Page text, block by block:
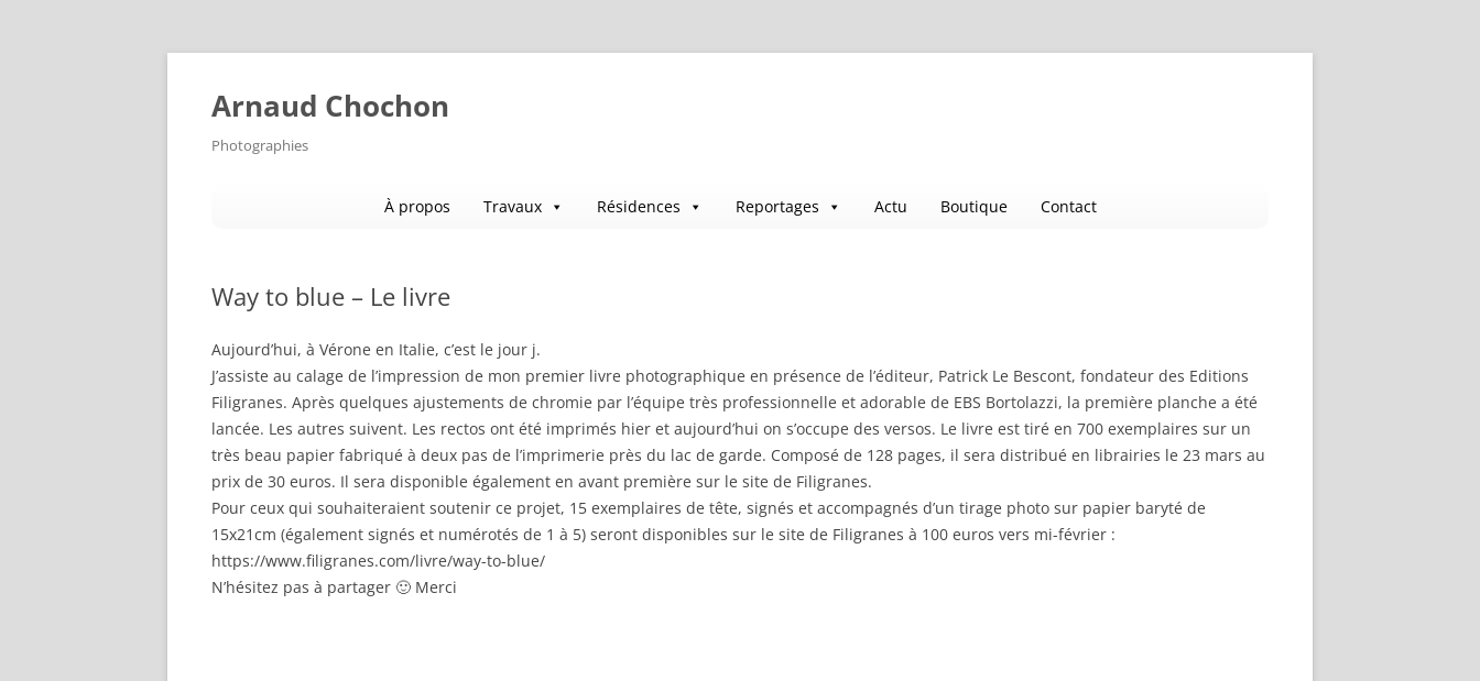
Aller
Arnaud Chochon
Photographies
À propos Travaux Résidences Reportages Actu Boutique Contact
Way to blue – Le livre
Aujourd’hui, à Vérone en Italie, c’est le jour j.
J’assiste au calage de l’impression de mon premier livre photographique en présence de l’éditeur, Patrick Le Bescont, fondateur des Editions
Filigranes. Après quelques ajustements de chromie par l’équipe très professionnelle et adorable de EBS Bortolazzi, la première planche a été
lancée. Les autres suivent. Les rectos ont été imprimés hier et aujourd’hui on s’occupe des versos. Le livre est tiré en 700 exemplaires sur un
très beau papier fabriqué à deux pas de l’imprimerie près du lac de garde. Composé de 128 pages, il sera distribué en librairies le 23 mars au
prix de 30 euros. Il sera disponible également en avant première sur le site de Filigranes.
Pour ceux qui souhaiteraient soutenir ce projet, 15 exemplaires de tête, signés et accompagnés d’un tirage photo sur papier baryté de
15x21cm (également signés et numérotés de 1 à 5) seront disponibles sur le site de Filigranes à 100 euros vers mi-février :
https://www.filigranes.com/livre/way-to-blue/
N’hésitez pas à partager 🙂 Merci